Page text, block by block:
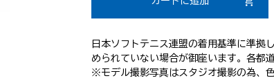
日本ソフトテニス連盟の着用基準に準拠
められていない場合が御座います。各都
※モデル撮影写真はスタジオ撮影の為、